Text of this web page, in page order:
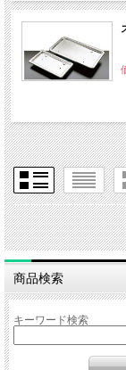
商品検索
キーワード検索